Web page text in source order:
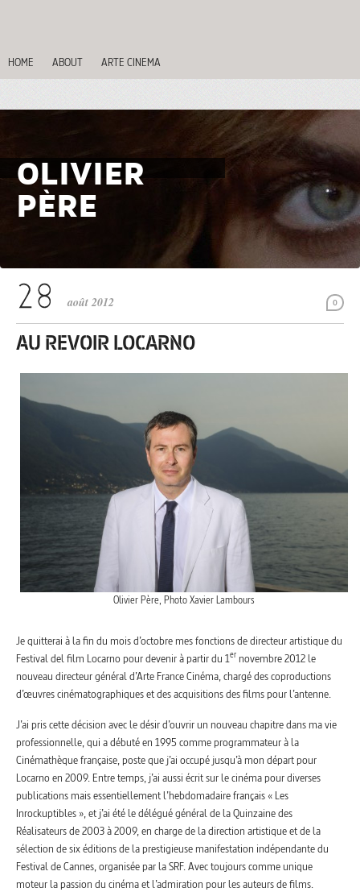
HOME ABOUT ARTE CINEMA
OLIVIER
PÈRE
0
août 2012
AU REVOIR LOCARNO
Olivier Père, Photo Xavier Lambours
Je quitterai à la fin du mois d’octobre mes fonctions de directeur artistique du
Festival del film Locarno pour devenir à partir du 1er novembre 2012 le
nouveau directeur général d’Arte France Cinéma, chargé des coproductions
d’œuvres cinématographiques et des acquisitions des films pour l’antenne.
J’ai pris cette décision avec le désir d’ouvrir un nouveau chapitre dans ma vie
professionnelle, qui a débuté en 1995 comme programmateur à la
Cinémathèque française, poste que j’ai occupé jusqu’à mon départ pour
Locarno en 2009. Entre temps, j’ai aussi écrit sur le cinéma pour diverses
publications mais essentiellement l’hebdomadaire français « Les
Inrockuptibles », et j’ai été le délégué général de la Quinzaine des
Réalisateurs de 2003 à 2009, en charge de la direction artistique et de la
sélection de six éditions de la prestigieuse manifestation indépendante du
Festival de Cannes, organisée par la SRF. Avec toujours comme unique
moteur la passion du cinéma et l’admiration pour les auteurs de films.